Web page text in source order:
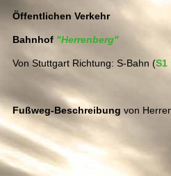
Öffentlichen Verkehr
Bahnhof "Herrenberg"
Von Stuttgart Richtung: S-Bahn (S1
Fußweg-Beschreibung von